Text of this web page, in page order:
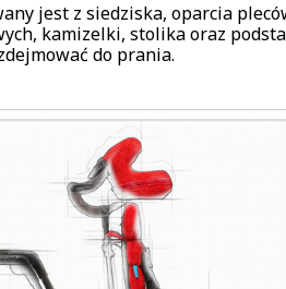
jest z siedziska, oparcia
kamizelki, stolika oraz
do prania.